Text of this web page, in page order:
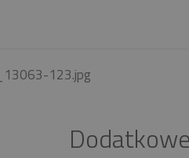
123.jpg